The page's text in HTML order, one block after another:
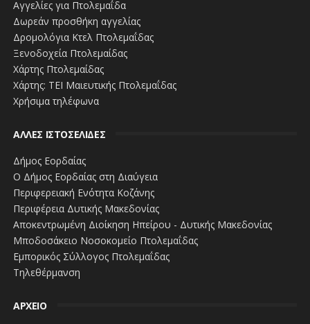
Αγγελίες για Πτολεμαΐδα
Δωρεάν προσθήκη αγγελίας
Δρομολόγια Κτελ Πτολεμαΐδας
Ξενοδοχεία Πτολεμαίδας
Χάρτης Πτολεμαίδας
Χάρτης: ΤΕΙ Μαιευτικής Πτολεμαΐδας
Χρήσιμα τηλέφωνα
ΑΛΛΕΣ ΙΣΤΟΣΕΛΙΔΕΣ
Δήμος Εορδαίας
Ο Δήμος Εορδαίας στη Διαύγεια
Περιφερειακή Ενότητα Κοζάνης
Περιφέρεια Δυτικής Μακεδονίας
Αποκεντρωμένη Διοίκηση Ηπείρου - Δυτικής Μακεδονίας
Μποδοσάκειο Νοσοκομείο Πτολεμαΐδας
Εμπορικός Σύλλογος Πτολεμαΐδας
Τηλεθέρμανση
ΑΡΧΕΙΟ